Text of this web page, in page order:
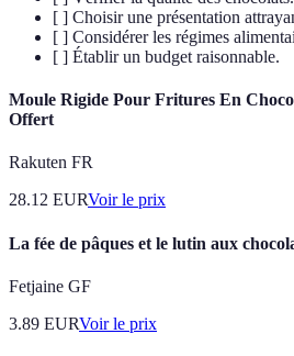
[ ] Choisir une présentation
[ ] Considérer les régimes
[ ] Établir un budget raisonnable.
Moule Rigide Pour Fritures En
Offert
Rakuten FR
28.12 EURVoir le prix
La fée de pâques et le lutin aux
Fetjaine GF
3.89 EURVoir le prix